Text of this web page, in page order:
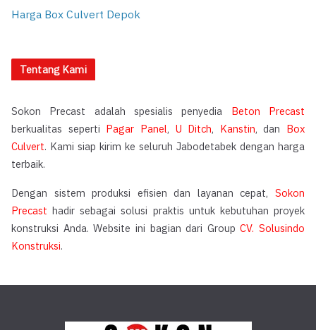
Harga Box Culvert Depok
Tentang Kami
Sokon Precast adalah spesialis penyedia Beton Precast
berkualitas seperti Pagar Panel, U Ditch, Kanstin, dan Box
Culvert. Kami siap kirim ke seluruh Jabodetabek dengan harga
terbaik.
Dengan sistem produksi efisien dan layanan cepat, Sokon
Precast hadir sebagai solusi praktis untuk kebutuhan proyek
konstruksi Anda. Website ini bagian dari GroupCV. Solusindo
Konstruksi.